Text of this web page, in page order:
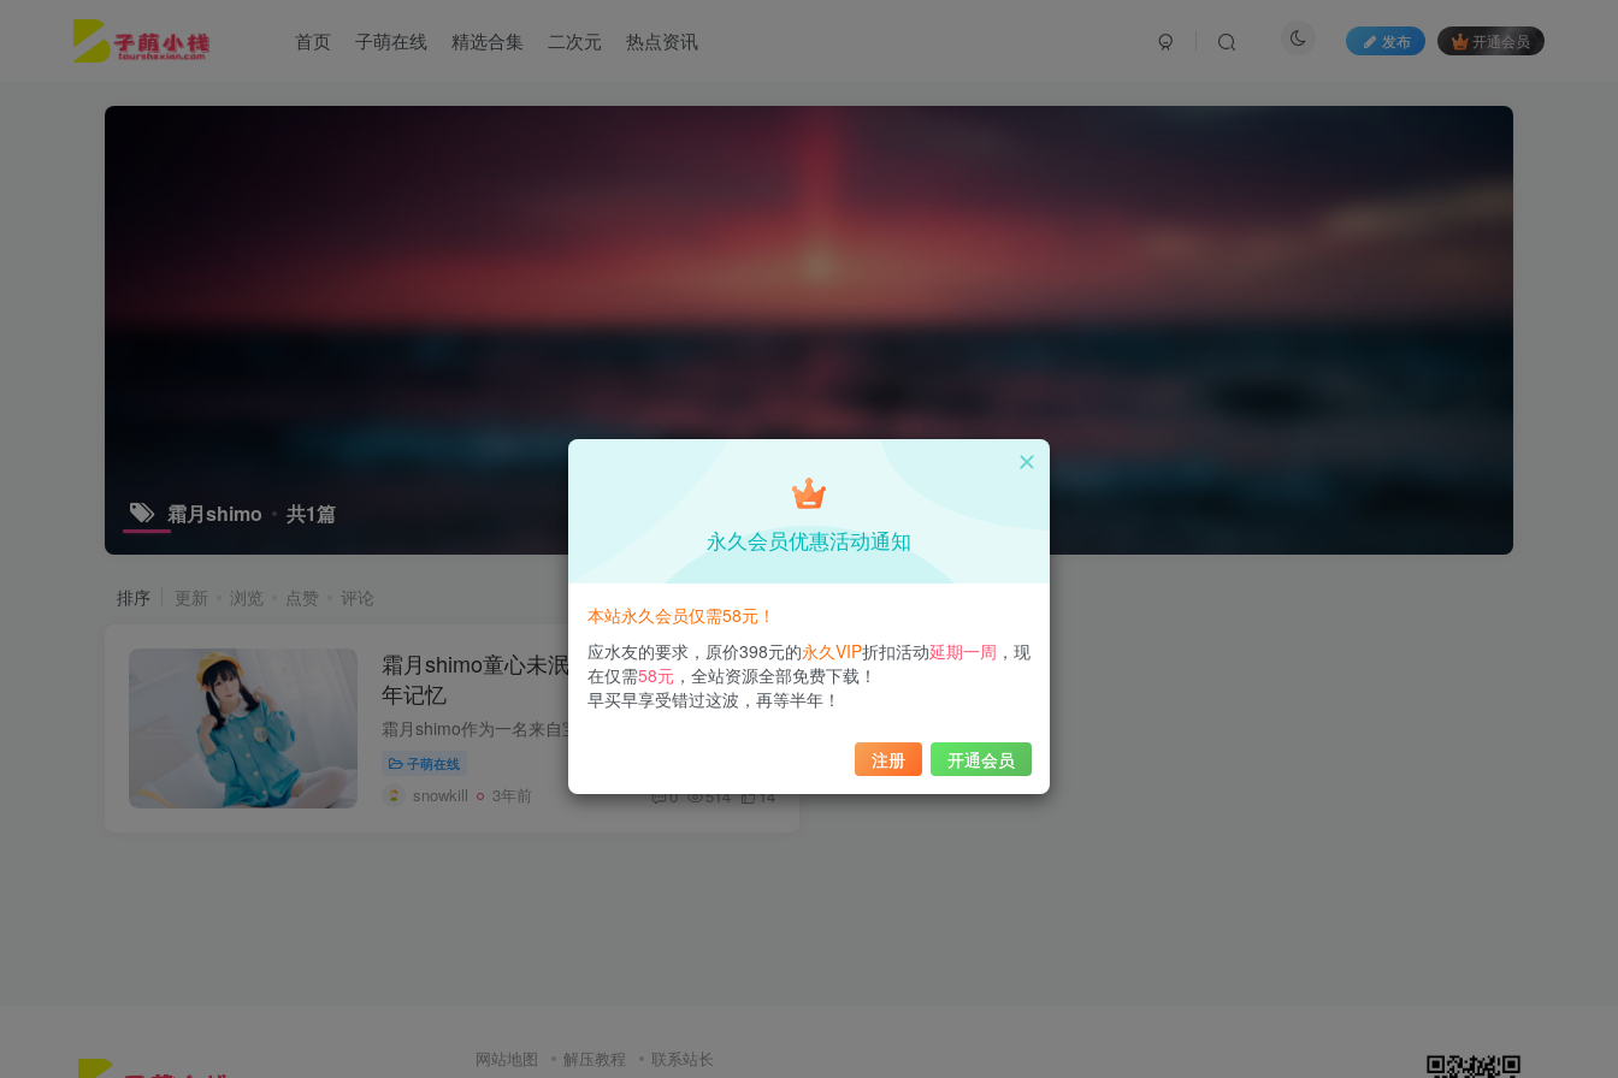
首页 子萌在线 精选合集 二次元 热点资讯 发布 开通会员
霜月shimo 共1篇
排序 更新 浏览 点赞 评论
霜月shimo童心未泯，幼稚园系列再现童
年记忆
子萌在线
snowkill 3年前 0 514 14
网站地图 解压教程 联系站长
永久会员优惠活动通知
本站永久会员仅需58元！
应水友的要求，原价398元的永久VIP折扣活动延期一周 ，现
在仅需58元 ，全站资源全部免费下载！
早买早享受错过这波，再等半年！
注册 开通会员